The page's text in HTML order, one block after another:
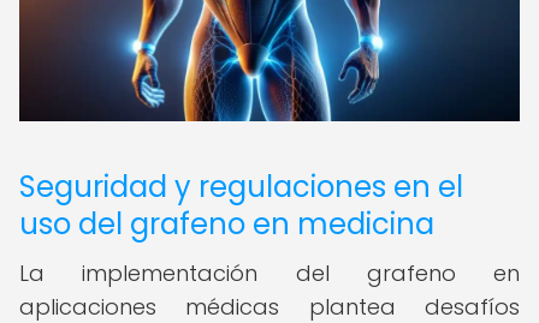
Seguridad y regulaciones en el
uso del grafeno en medicina
La implementación del grafeno en
aplicaciones médicas plantea desafíos